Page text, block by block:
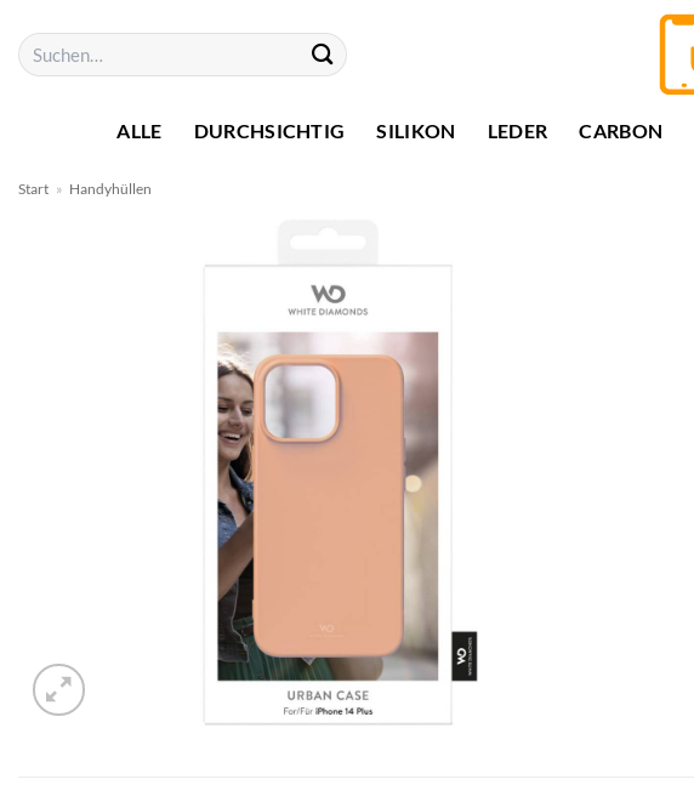
Inhalt
springen
Suchen
nach:
ALLE DURCHSICHTIG SILIKON LEDER CARBON
Start » Handyhüllen